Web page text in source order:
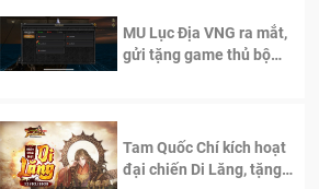
MU Lục Địa VNG ra mắt,
gửi tặng game thủ bộ
Tam Quốc Chí kích hoạt
đại chiến Di Lăng, tặng